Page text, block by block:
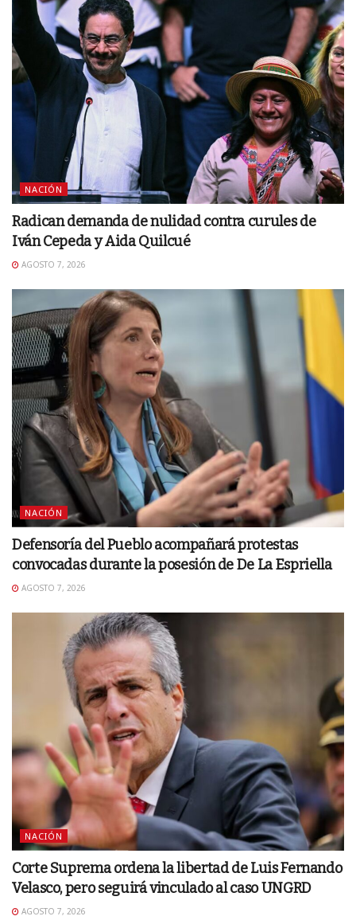
NACIÓN
Radican demanda de nulidad contra curules de
Iván Cepeda y Aida Quilcué
AGOSTO 7, 2026
NACIÓN
Defensoría del Pueblo acompañará protestas
convocadas durante la posesión de De La Espriella
AGOSTO 7, 2026
NACIÓN
Corte Suprema ordena la libertad de Luis Fernando
Velasco, pero seguirá vinculado al caso UNGRD
AGOSTO 7, 2026